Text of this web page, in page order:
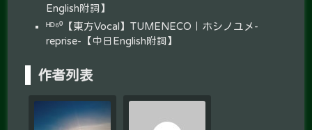
English附詞】
ᴴᴰ⁶⁰【東方Vocal】TUMENECO｜ホシノユメ-
reprise-【中日English附詞】
作者列表